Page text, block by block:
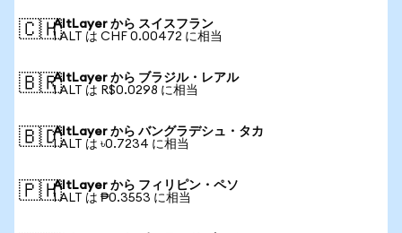
🇨🇭AltLayer から スイスフラン
1 ALT は CHF 0.00472 に相当
🇧🇷AltLayer から ブラジル・レアル
1 ALT は R$0.0298 に相当
🇧🇩AltLayer から バングラデシュ・タカ
1 ALT は ৳0.7234 に相当
🇵🇭AltLayer から フィリピン・ペソ
1 ALT は ₱0.3553 に相当